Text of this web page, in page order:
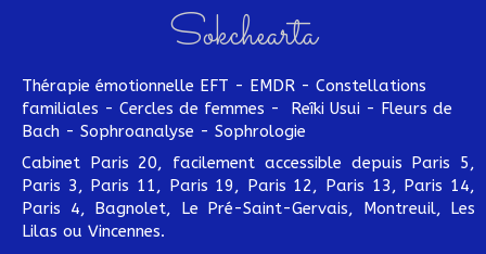
Sokchearta
Thérapie émotionnelle EFT - EMDR - Constellations
familiales - Cercles de femmes - Reîki Usui - Fleurs de
Bach - Sophroanalyse - Sophrologie
Cabinet Paris 20, facilement accessible depuis Paris 5,
Paris 3, Paris 11, Paris 19, Paris 12, Paris 13, Paris 14,
Paris 4, Bagnolet, Le Pré-Saint-Gervais, Montreuil, Les
Lilas ou Vincennes.